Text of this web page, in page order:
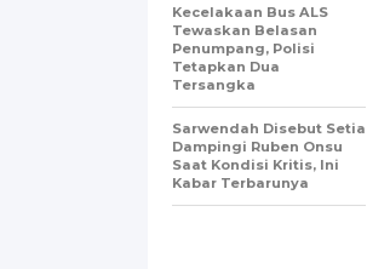
Kecelakaan Bus ALS
Tewaskan Belasan
Penumpang, Polisi
Tetapkan Dua
Tersangka
Sarwendah Disebut Setia
Dampingi Ruben Onsu
Saat Kondisi Kritis, Ini
Kabar Terbarunya